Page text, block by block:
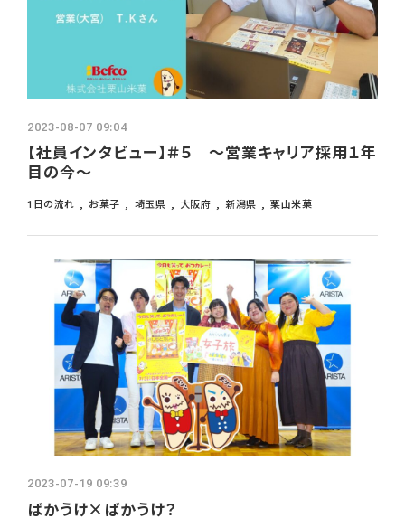
私たちの文化
よくあるご質問
2023-08-07 09:04
【社員インタビュー】＃５ ～営業キャリア採用１年
目の今～
1日の流れ お菓子 埼玉県 大阪府 新潟県 栗山米菓
2023-07-19 09:39
ばかうけ×ばかうけ？